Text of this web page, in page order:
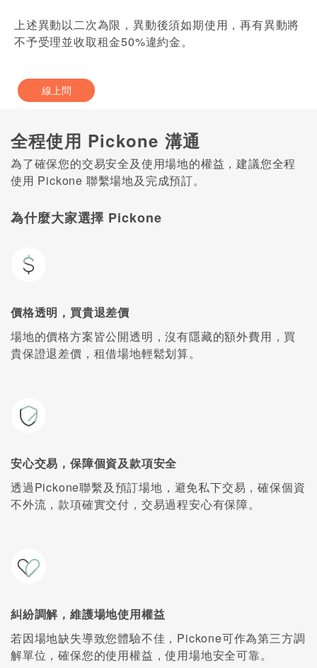
上述異動以二次為限，異動後須如期使用，再有異動將
不予受理並收取租金50%違約金。
線上問
全程使用 Pickone 溝通
為了確保您的交易安全及使用場地的權益，建議您全程
使用 Pickone 聯繫場地及完成預訂。
為什麼大家選擇 Pickone
價格透明，買貴退差價
場地的價格方案皆公開透明，沒有隱藏的額外費用，買
貴保證退差價，租借場地輕鬆划算。
安心交易，保障個資及款項安全
透過Pickone聯繫及預訂場地，避免私下交易，確保個資
不外流，款項確實交付，交易過程安心有保障。
糾紛調解，維護場地使用權益
若因場地缺失導致您體驗不佳，Pickone可作為第三方調
解單位，確保您的使用權益，使用場地安全可靠。